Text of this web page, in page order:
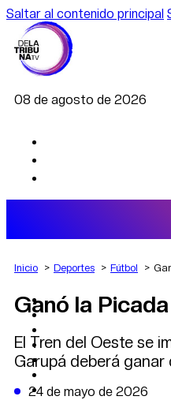
Saltar al contenido principal
08 de agosto de 2026
AGRO
DEPORTES
POLÍTICA
CAMBIO
DATA FIRME
DE LA TRIBUNA TV
Inicio Deportes Fútbol
Ganó la
El Tren del Oeste se
Garupá deberá
24 de mayo de 2026